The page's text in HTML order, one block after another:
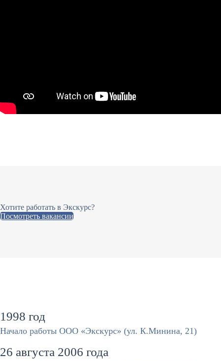
Хотите работать в Экскурс?
Посмотреть вакансии
1998 год
Начало работы ООО «Экскурс» (ул. К.Минина, 21)
26 августа 2006 года